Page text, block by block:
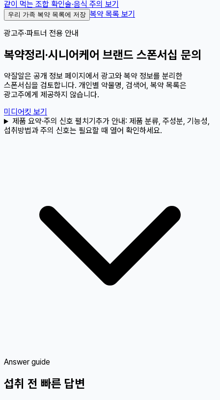
같이 먹는 조합 확인술·음식 주의 보기
우리 가족 복약 목록에 저장 복약 목록 보기
광고주·파트너 전용 안내
복약정리·시니어케어 브랜드 스폰서십 문의
약잘알은 공개 정보 페이지에서 광고와 복약 정보를 분리한
스폰서십을 검토합니다. 개인별 약물명, 검색어, 복약 목록은
광고주에게 제공하지 않습니다.
미디어킷 보기
제품 요약·주의 신호 펼치기 추가 안내: 제품 분류, 주성분, 기능성,
섭취방법과 주의 신호는 필요할 때 열어 확인하세요.
Answer guide
섭취 전 빠른 답변